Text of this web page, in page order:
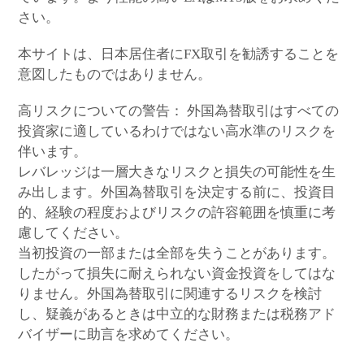
さい。
本サイトは、日本居住者にFX取引を勧誘することを
意図したものではありません。
高リスクについての警告： 外国為替取引はすべての
投資家に適しているわけではない高水準のリスクを
伴います。
レバレッジは一層大きなリスクと損失の可能性を生
み出します。外国為替取引を決定する前に、投資目
的、経験の程度およびリスクの許容範囲を慎重に考
慮してください。
当初投資の一部または全部を失うことがあります。
したがって損失に耐えられない資金投資をしてはな
りません。外国為替取引に関連するリスクを検討
し、疑義があるときは中立的な財務または税務アド
バイザーに助言を求めてください。